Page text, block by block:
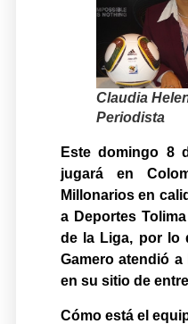
Claudia
Periodista
Este domingo 8
jugará en
Millonarios en
a Deportes
de la Liga, por lo
Gamero atendió a
en su sitio de
Cómo está el